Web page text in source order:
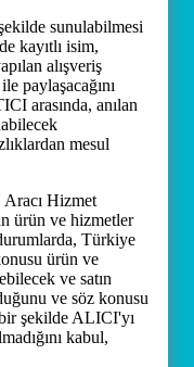
sunulabilmesi
kayıtlı isim,
alışveriş
paylaşacağını
arasında, anılan
mesul
Hizmet
ürün ve hizmetler
Türkiye
ürün ve
ve satın
ve söz konusu
şekilde ALICI'yı
kabul,